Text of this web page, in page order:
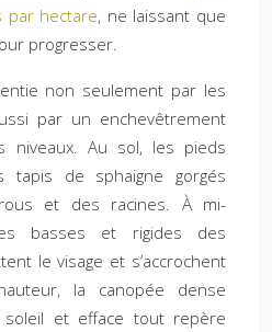
par hectare, ne laissant que
progresser.
non seulement par les
par un enchevêtrement
niveaux. Au sol, les pieds
tapis de sphaigne gorgés
et des racines. À mi-
basses et rigides des
le visage et s’accrochent
la canopée dense
et efface tout repère